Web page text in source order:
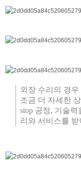
외장 수리의 경
조금 더 자세한
stop 공정, 기술
리와 서비스를 받